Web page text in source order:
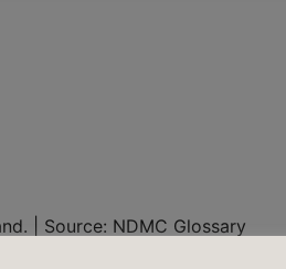
| Source: NDMC Glossary